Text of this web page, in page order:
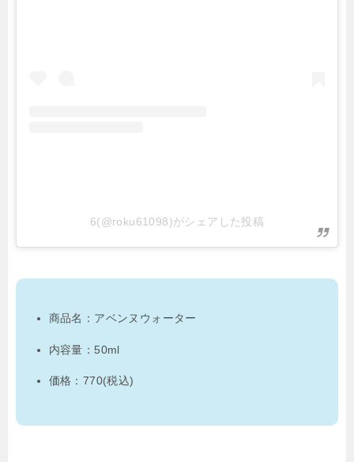
6(@roku61098)がシェアした投稿
商品名：アベンヌウォーター
内容量：50ml
価格：770(税込)